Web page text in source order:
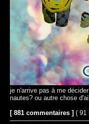
je n'arrive pas à me
nautes? ou autre chose
[ 881 commentaires ] (